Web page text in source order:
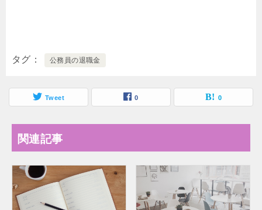
タグ 公務員の退職金
Tweet 0 0
関連記事